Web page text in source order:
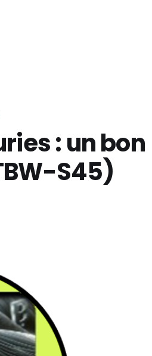
: un bon
S45)